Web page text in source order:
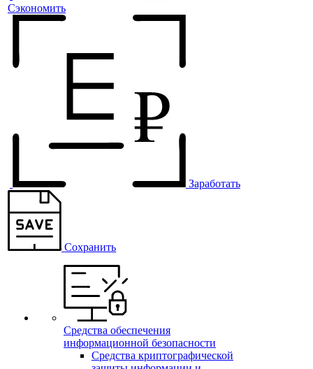
Сэкономить
Заработать
Сохранить
Средства обеспечения
информационной безопасности
Средства криптографической